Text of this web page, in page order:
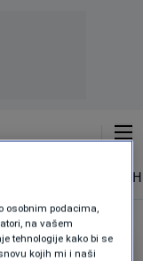
osobnim podacima,
na vašem
tehnologije kako bi se
kojih mi i naši